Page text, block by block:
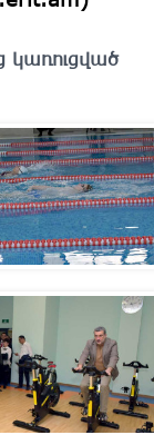
կառուցված